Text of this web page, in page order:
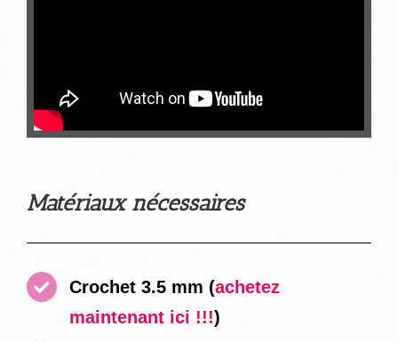
Matériaux nécessaires
Crochet 3.5 mm (achetez
maintenant ici !!!)